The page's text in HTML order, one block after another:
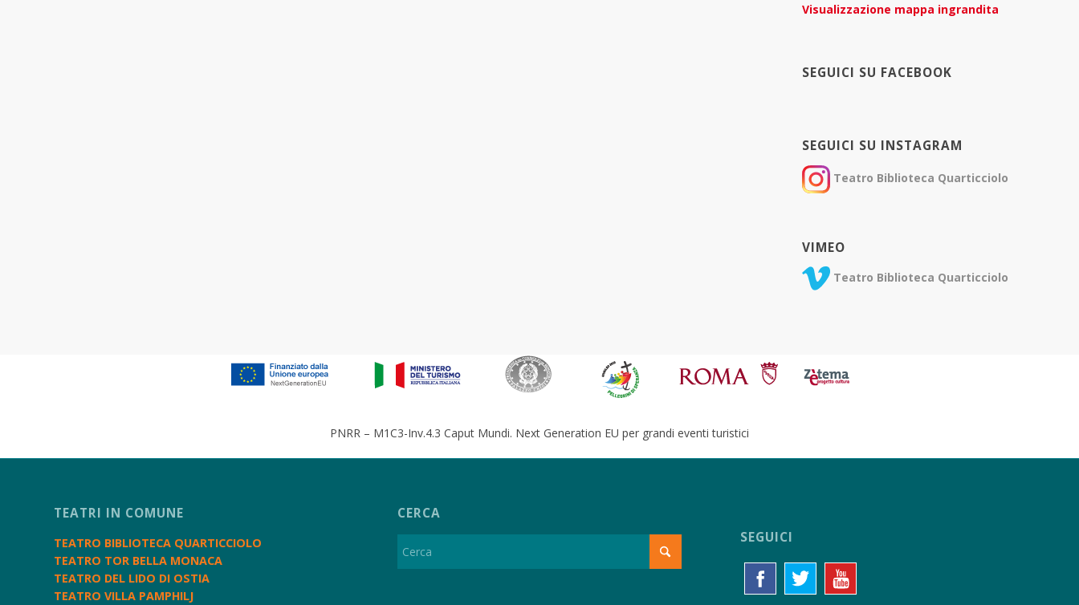
Visualizzazione mappa ingrandita
SEGUICI SU FACEBOOK
SEGUICI SU INSTAGRAM
Teatro Biblioteca Quarticciolo
VIMEO
Teatro Biblioteca Quarticciolo
PNRR – M1C3-Inv.4.3 Caput Mundi. Next Generation EU per grandi eventi turistici
TEATRI IN COMUNE
TEATRO BIBLIOTECA QUARTICCIOLO
TEATRO TOR BELLA MONACA
TEATRO DEL LIDO DI OSTIA
TEATRO VILLA PAMPHILJ
CERCA
SEGUICI